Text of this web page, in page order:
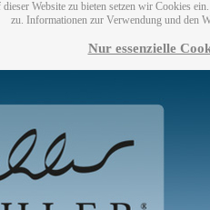
Website zu bieten setzen wir Cookies
zu. Informationen zur Verwendung und den
Nur essenzielle